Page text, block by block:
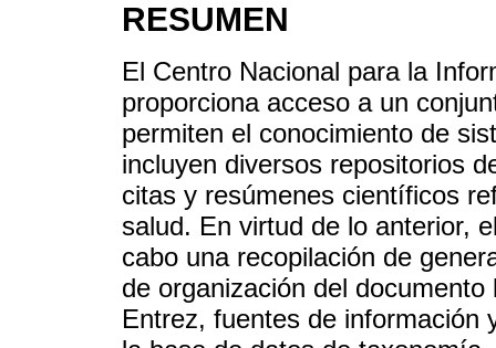
RESUMEN
El Centro Nacional para la
proporciona acceso a un
permiten el conocimiento de
incluyen diversos repositorios
citas y resúmenes científicos
salud. En virtud de lo anterior,
cabo una recopilación de
de organización del
Entrez, fuentes de información